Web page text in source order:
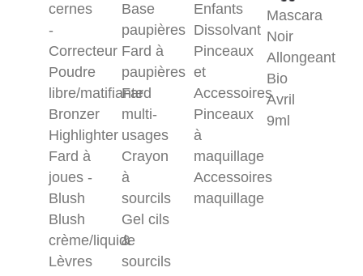
cernes
-
Correcteur
Poudre
libre/matifiante
Bronzer
Highlighter
Fard à
joues -
Blush
Blush
crème/liquide
Lèvres
Base
paupières
Fard à
paupières
Fard
multi-
usages
Crayon
à
sourcils
Gel cils
&
sourcils
Enfants
Dissolvant
Pinceaux
et
Accessoires
Pinceaux
à
maquillage
Accessoires
maquillage
Mascara
Noir
Allongeant
Bio
Avril
9ml